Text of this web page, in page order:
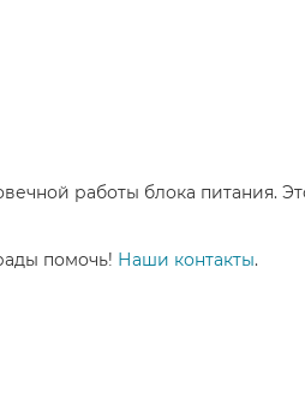
работы блока питания.
помочь! Наши контакты.